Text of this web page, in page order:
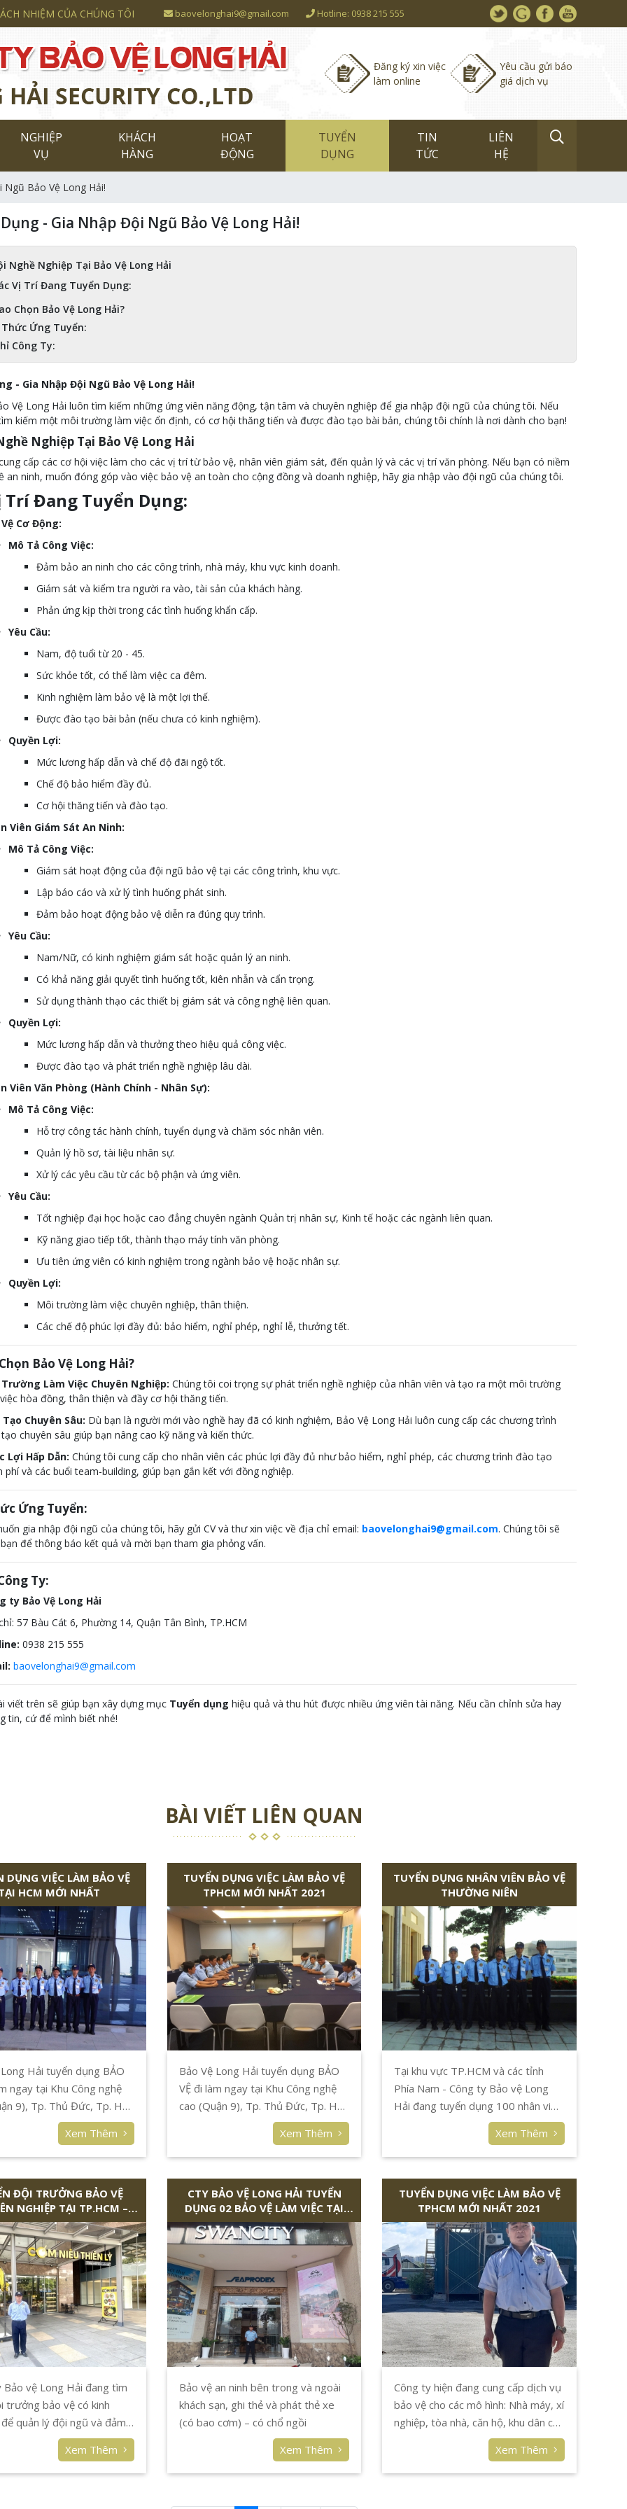
NHIỆM CỦA CHÚNG TÔI baovelonghai9@gmail.com Hotline: 0938 215 555
Đăng ký xin việc
làm online
Yêu cầu gửi báo
giá dịch vụ
NGHIỆP
VỤ
KHÁCH
HÀNG
HOẠT
ĐỘNG
TUYỂN
DỤNG
TIN
TỨC
LIÊN
HỆ
Bảo Vệ Long Hải!
- Gia Nhập Đội Ngũ Bảo Vệ Long Hải!
Nghề Nghiệp Tại Bảo Vệ Long Hải
Vị Trí Đang Tuyển Dụng:
Chọn Bảo Vệ Long Hải?
Thức Ứng Tuyển:
Công Ty:
- Gia Nhập Đội Ngũ Bảo Vệ Long Hải!
Vệ Long Hải luôn tìm kiếm những ứng viên năng động, tận tâm và chuyên nghiệp để gia nhập đội ngũ của chúng tôi. Nếu
kiếm một môi trường làm việc ổn định, có cơ hội thăng tiến và được đào tạo bài bản, chúng tôi chính là nơi dành cho bạn!
Nghiệp Tại Bảo Vệ Long Hải
cấp các cơ hội việc làm cho các vị trí từ bảo vệ, nhân viên giám sát, đến quản lý và các vị trí văn phòng. Nếu bạn có niềm
an ninh, muốn đóng góp vào việc bảo vệ an toàn cho cộng đồng và doanh nghiệp, hãy gia nhập vào đội ngũ của chúng tôi.
Trí Đang Tuyển Dụng:
Cơ Động:
Mô Tả Công Việc:
Đảm bảo an ninh cho các công trình, nhà máy, khu vực kinh doanh.
Giám sát và kiểm tra người ra vào, tài sản của khách hàng.
Phản ứng kịp thời trong các tình huống khẩn cấp.
Yêu Cầu:
Nam, độ tuổi từ 20 - 45.
Sức khỏe tốt, có thể làm việc ca đêm.
Kinh nghiệm làm bảo vệ là một lợi thế.
Được đào tạo bài bản (nếu chưa có kinh nghiệm).
Quyền Lợi:
Mức lương hấp dẫn và chế độ đãi ngộ tốt.
Chế độ bảo hiểm đầy đủ.
Cơ hội thăng tiến và đào tạo.
Viên Giám Sát An Ninh:
Mô Tả Công Việc:
Giám sát hoạt động của đội ngũ bảo vệ tại các công trình, khu vực.
Lập báo cáo và xử lý tình huống phát sinh.
Đảm bảo hoạt động bảo vệ diễn ra đúng quy trình.
Yêu Cầu:
Nam/Nữ, có kinh nghiệm giám sát hoặc quản lý an ninh.
Có khả năng giải quyết tình huống tốt, kiên nhẫn và cẩn trọng.
Sử dụng thành thạo các thiết bị giám sát và công nghệ liên quan.
Quyền Lợi:
Mức lương hấp dẫn và thưởng theo hiệu quả công việc.
Được đào tạo và phát triển nghề nghiệp lâu dài.
Viên Văn Phòng (Hành Chính - Nhân Sự):
Mô Tả Công Việc:
Hỗ trợ công tác hành chính, tuyển dụng và chăm sóc nhân viên.
Quản lý hồ sơ, tài liệu nhân sự.
Xử lý các yêu cầu từ các bộ phận và ứng viên.
Yêu Cầu:
Tốt nghiệp đại học hoặc cao đẳng chuyên ngành Quản trị nhân sự, Kinh tế hoặc các ngành liên quan.
Kỹ năng giao tiếp tốt, thành thạo máy tính văn phòng.
Ưu tiên ứng viên có kinh nghiệm trong ngành bảo vệ hoặc nhân sự.
Quyền Lợi:
Môi trường làm việc chuyên nghiệp, thân thiện.
Các chế độ phúc lợi đầy đủ: bảo hiểm, nghỉ phép, nghỉ lễ, thưởng tết.
Bảo Vệ Long Hải?
Làm Việc Chuyên Nghiệp: Chúng tôi coi trọng sự phát triển nghề nghiệp của nhân viên và tạo ra một môi trường
hòa đồng, thân thiện và đầy cơ hội thăng tiến.
Chuyên Sâu: Dù bạn là người mới vào nghề hay đã có kinh nghiệm, Bảo Vệ Long Hải luôn cung cấp các chương trình
chuyên sâu giúp bạn nâng cao kỹ năng và kiến thức.
Lợi Hấp Dẫn: Chúng tôi cung cấp cho nhân viên các phúc lợi đầy đủ như bảo hiểm, nghỉ phép, các chương trình đào tạo
phí và các buổi team-building, giúp bạn gắn kết với đồng nghiệp.
Ứng Tuyển:
gia nhập đội ngũ của chúng tôi, hãy gửi CV và thư xin việc về địa chỉ email: baovelonghai9@gmail.com. Chúng tôi sẽ
để thông báo kết quả và mời bạn tham gia phỏng vấn.
Ty:
ty Bảo Vệ Long Hải
57 Bàu Cát 6, Phường 14, Quận Tân Bình, TP.HCM
0938 215 555
baovelonghai9@gmail.com
viết trên sẽ giúp bạn xây dựng mục Tuyển dụng hiệu quả và thu hút được nhiều ứng viên tài năng. Nếu cần chỉnh sửa hay
tin, cứ để mình biết nhé!
BÀI VIẾT LIÊN QUAN
DỤNG VIỆC LÀM BẢO VỆ
HCM MỚI NHẤT
Hải tuyển dụng BẢO
ngay tại Khu Công nghệ
9), Tp. Thủ Đức, Tp. Hồ
Xem Thêm
TUYỂN DỤNG VIỆC LÀM BẢO VỆ
TPHCM MỚI NHẤT 2021
Bảo Vệ Long Hải tuyển dụng BẢO
VỆ đi làm ngay tại Khu Công nghệ
cao (Quận 9), Tp. Thủ Đức, Tp. Hồ
Xem Thêm
TUYỂN DỤNG NHÂN VIÊN BẢO VỆ
THƯỜNG NIÊN
Tại khu vực TP.HCM và các tỉnh
Phía Nam - Công ty Bảo vệ Long
Hải đang tuyển dụng 100 nhân viên
bảo vệ NAM, NỮ làm việc tại các
mục tiêu văn phòng công ty, công
trình, shop, công trường,... lương từ
5.000.000 VNĐ đến 10.000.00
VNĐ, các mục tiêu đều có nhà đội
miễn phí cho nhân viên ở lại (bao ở),
bao ăn tùy mục tiêu.
Xem Thêm
ĐỘI TRƯỞNG BẢO VỆ
NGHIỆP TẠI TP.HCM –
LONG HẢI
Bảo vệ Long Hải đang tìm
trưởng bảo vệ có kinh
quản lý đội ngũ và đảm
cho các dự án lớn tại
Tham gia ngay để phát
Xem Thêm
CTY BẢO VỆ LONG HẢI TUYỂN
DỤNG 02 BẢO VỆ LÀM VIỆC TẠI
KHÁCH SẠN QUẬN 3
Bảo vệ an ninh bên trong và ngoài
khách sạn, ghi thẻ và phát thẻ xe
(có bao cơm) – có chổ ngồi
Xem Thêm
TUYỂN DỤNG VIỆC LÀM BẢO VỆ
TPHCM MỚI NHẤT 2021
Công ty hiện đang cung cấp dịch vụ
bảo vệ cho các mô hình: Nhà máy, xí
nghiệp, tòa nhà, căn hộ, khu dân cư,
ngân hàng, khu biệt thự, bệnh viện,
trường học, công trường, nhà mẫu
dự án, …
Xem Thêm